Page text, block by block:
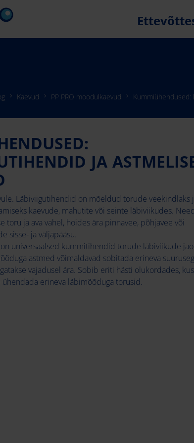
Kaevud PP PRO moodulkaevud
JA
Läbiviigutihendid on mõeldud torude veekindlaks
kaevude, mahutite või seinte läbiviikudes.
toru ja ava vahel, hoides ära pinnavee, põhjavee või
sisse- ja väljapääsu.
universaalsed kummitihendid torude läbiviikude
astmed võimaldavad sobitada erineva
vajadusel ära. Sobib eriti hästi olukordades,
erineva läbimõõduga torusid.